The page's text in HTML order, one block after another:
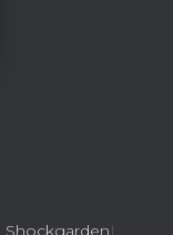
Shockgarden|